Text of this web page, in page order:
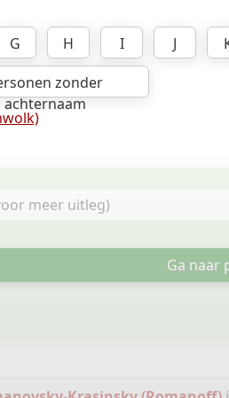
G H I J
zonder
achternaam
Ga naar